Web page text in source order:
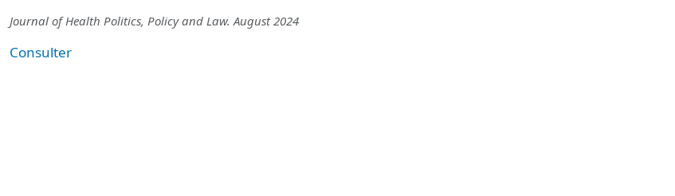
Journal of Health Politics, Policy and Law. August 2024
Consulter